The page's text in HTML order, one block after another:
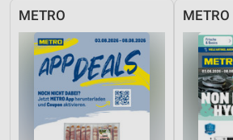
METRO METRO
Funktional
Werbung